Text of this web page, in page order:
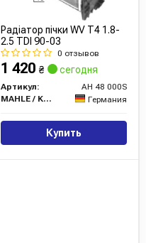
Радіатор пічки WV T4 1.8-
2.5 TDI 90-03
0 отзывов
1 420 ₴ сегодня
Артикул:
AH 48 000S
MAHLE / KNECHT
Германия
Купить